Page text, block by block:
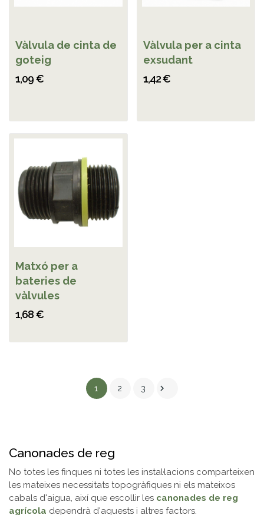
Vàlvula de cinta de
goteig
1,09 €
Vàlvula per a cinta
exsudant
1,42 €
Matxó per a
bateries de
vàlvules
1,68 €
1 2 3 
Canonades de reg
No totes les finques ni totes les instal·lacions comparteixen
les mateixes necessitats topogràfiques ni els mateixos
cabals d'aigua, així que escollir les canonades de reg
agrícola dependrà d'aquests i altres factors.